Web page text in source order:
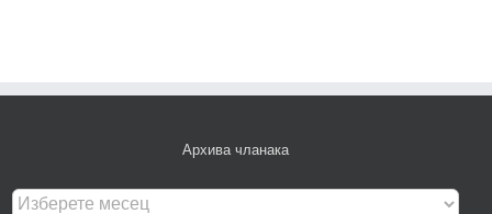
Архива чланака
Архива